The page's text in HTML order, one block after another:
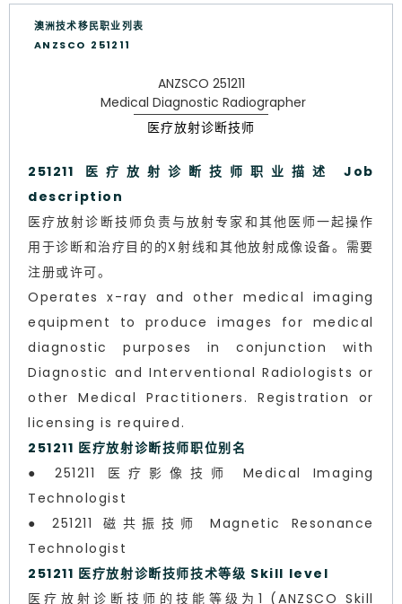
澳洲技术移民职业列表
ANZSCO 251211
ANZSCO 251211
Medical Diagnostic Radiographer
医疗放射诊断技师
251211 医疗放射诊断技师职业描述 Job
description
医疗放射诊断技师负责与放射专家和其他医师一起操作
用于诊断和治疗目的的X射线和其他放射成像设备。需要
注册或许可。
Operates x-ray and other medical imaging
equipment to produce images for medical
diagnostic purposes in conjunction with
Diagnostic and Interventional Radiologists or
other Medical Practitioners. Registration or
licensing is required.
251211 医疗放射诊断技师职位别名
● 251211 医疗影像技师 Medical Imaging
Technologist
● 251211 磁共振技师 Magnetic Resonance
Technologist
251211 医疗放射诊断技师技术等级 Skill level
医疗放射诊断技师的技能等级为1 (ANZSCO Skill